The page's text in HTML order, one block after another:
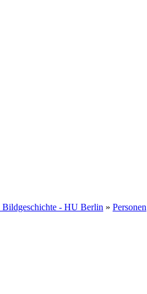
- HU Berlin » Personen